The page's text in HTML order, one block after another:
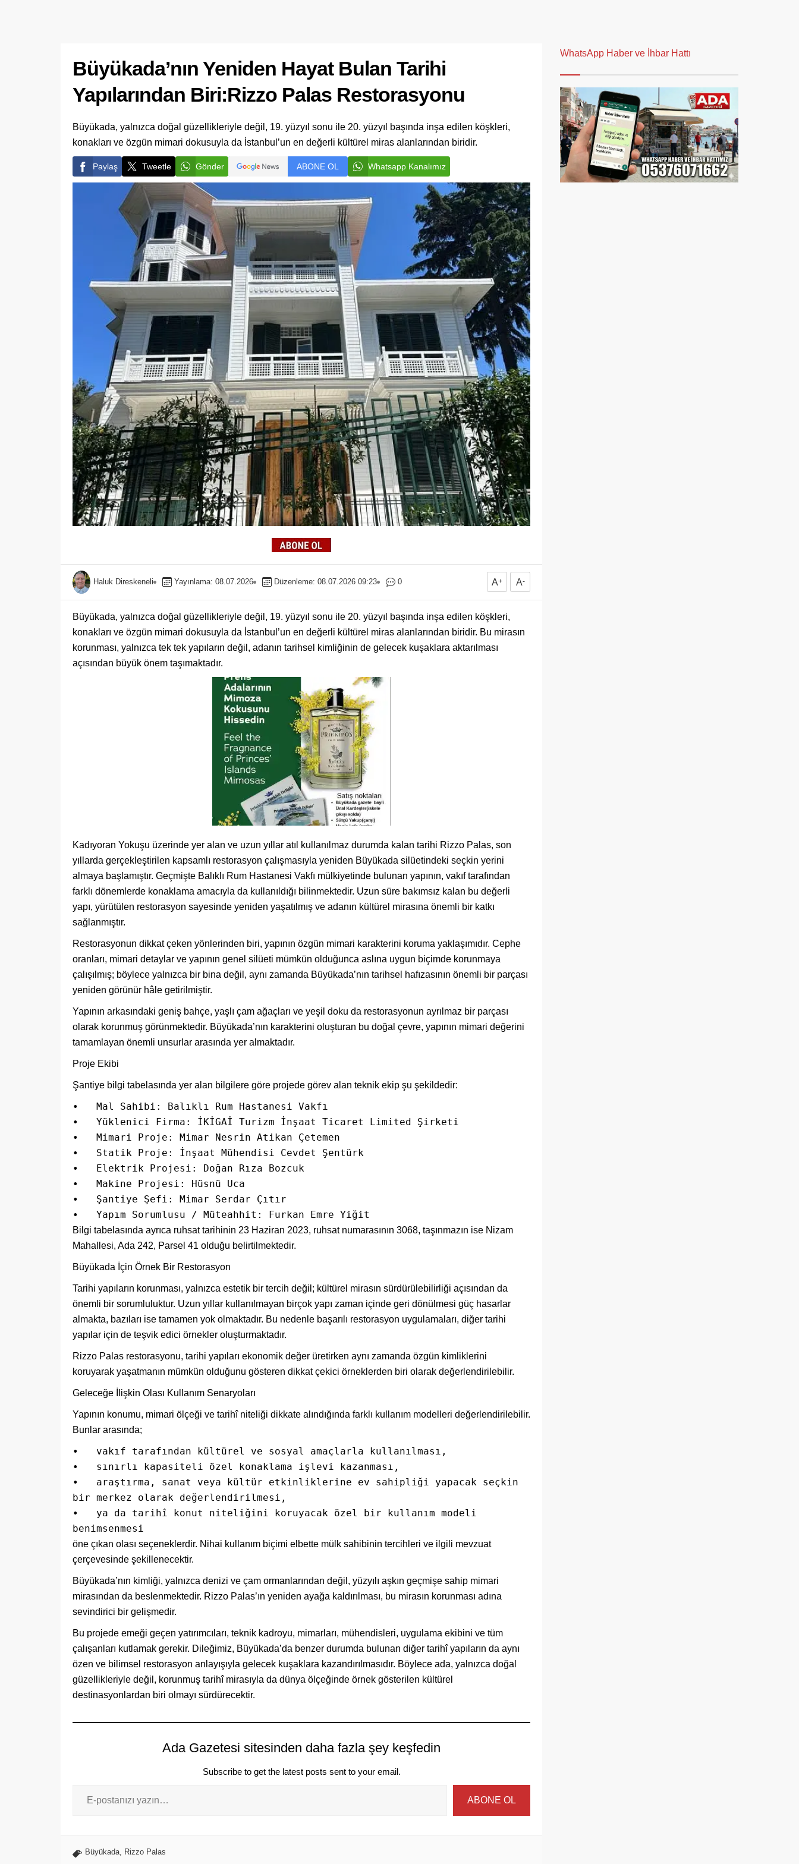
Büyükada’nın Yeniden Hayat Bulan Tarihi
Yapılarından Biri:Rizzo Palas Restorasyonu
Büyükada, yalnızca doğal güzellikleriyle değil, 19. yüzyıl sonu ile 20. yüzyıl başında inşa edilen köşkleri,
konakları ve özgün mimari dokusuyla da İstanbul’un en değerli kültürel miras alanlarından biridir.
Paylaş Tweetle Gönder ABONE OL Whatsapp Kanalımız
Haluk Direskeneli Yayınlama: 08.07.2026 Düzenleme: 08.07.2026 09:23 0 A+ A-
Büyükada, yalnızca doğal güzellikleriyle değil, 19. yüzyıl sonu ile 20. yüzyıl başında inşa edilen köşkleri,
konakları ve özgün mimari dokusuyla da İstanbul’un en değerli kültürel miras alanlarından biridir. Bu mirasın
korunması, yalnızca tek tek yapıların değil, adanın tarihsel kimliğinin de gelecek kuşaklara aktarılması
açısından büyük önem taşımaktadır.
Kadıyoran Yokuşu üzerinde yer alan ve uzun yıllar atıl kullanılmaz durumda kalan tarihi Rizzo Palas, son
yıllarda gerçekleştirilen kapsamlı restorasyon çalışmasıyla yeniden Büyükada silüetindeki seçkin yerini
almaya başlamıştır. Geçmişte Balıklı Rum Hastanesi Vakfı mülkiyetinde bulunan yapının, vakıf tarafından
farklı dönemlerde konaklama amacıyla da kullanıldığı bilinmektedir. Uzun süre bakımsız kalan bu değerli
yapı, yürütülen restorasyon sayesinde yeniden yaşatılmış ve adanın kültürel mirasına önemli bir katkı
sağlanmıştır.
Restorasyonun dikkat çeken yönlerinden biri, yapının özgün mimari karakterini koruma yaklaşımıdır. Cephe
oranları, mimari detaylar ve yapının genel silüeti mümkün olduğunca aslına uygun biçimde korunmaya
çalışılmış; böylece yalnızca bir bina değil, aynı zamanda Büyükada’nın tarihsel hafızasının önemli bir parçası
yeniden görünür hâle getirilmiştir.
Yapının arkasındaki geniş bahçe, yaşlı çam ağaçları ve yeşil doku da restorasyonun ayrılmaz bir parçası
olarak korunmuş görünmektedir. Büyükada’nın karakterini oluşturan bu doğal çevre, yapının mimari değerini
tamamlayan önemli unsurlar arasında yer almaktadır.
Proje Ekibi
Şantiye bilgi tabelasında yer alan bilgilere göre projede görev alan teknik ekip şu şekildedir:
•   Mal Sahibi: Balıklı Rum Hastanesi Vakfı
•   Yüklenici Firma: İKİGAİ Turizm İnşaat Ticaret Limited Şirketi
•   Mimari Proje: Mimar Nesrin Atikan Çetemen
•   Statik Proje: İnşaat Mühendisi Cevdet Şentürk
•   Elektrik Projesi: Doğan Rıza Bozcuk
•   Makine Projesi: Hüsnü Uca
•   Şantiye Şefi: Mimar Serdar Çıtır
•   Yapım Sorumlusu / Müteahhit: Furkan Emre Yiğit
Bilgi tabelasında ayrıca ruhsat tarihinin 23 Haziran 2023, ruhsat numarasının 3068, taşınmazın ise Nizam
Mahallesi, Ada 242, Parsel 41 olduğu belirtilmektedir.
Büyükada İçin Örnek Bir Restorasyon
Tarihi yapıların korunması, yalnızca estetik bir tercih değil; kültürel mirasın sürdürülebilirliği açısından da
önemli bir sorumluluktur. Uzun yıllar kullanılmayan birçok yapı zaman içinde geri dönülmesi güç hasarlar
almakta, bazıları ise tamamen yok olmaktadır. Bu nedenle başarılı restorasyon uygulamaları, diğer tarihi
yapılar için de teşvik edici örnekler oluşturmaktadır.
Rizzo Palas restorasyonu, tarihi yapıları ekonomik değer üretirken aynı zamanda özgün kimliklerini
koruyarak yaşatmanın mümkün olduğunu gösteren dikkat çekici örneklerden biri olarak değerlendirilebilir.
Geleceğe İlişkin Olası Kullanım Senaryoları
Yapının konumu, mimari ölçeği ve tarihî niteliği dikkate alındığında farklı kullanım modelleri değerlendirilebilir.
Bunlar arasında;
•   vakıf tarafından kültürel ve sosyal amaçlarla kullanılması,
•   sınırlı kapasiteli özel konaklama işlevi kazanması,
•   araştırma, sanat veya kültür etkinliklerine ev sahipliği yapacak seçkin
bir merkez olarak değerlendirilmesi,
•   ya da tarihî konut niteliğini koruyacak özel bir kullanım modeli
benimsenmesi
öne çıkan olası seçeneklerdir. Nihai kullanım biçimi elbette mülk sahibinin tercihleri ve ilgili mevzuat
çerçevesinde şekillenecektir.
Büyükada’nın kimliği, yalnızca denizi ve çam ormanlarından değil, yüzyılı aşkın geçmişe sahip mimari
mirasından da beslenmektedir. Rizzo Palas’ın yeniden ayağa kaldırılması, bu mirasın korunması adına
sevindirici bir gelişmedir.
Bu projede emeği geçen yatırımcıları, teknik kadroyu, mimarları, mühendisleri, uygulama ekibini ve tüm
çalışanları kutlamak gerekir. Dileğimiz, Büyükada’da benzer durumda bulunan diğer tarihî yapıların da aynı
özen ve bilimsel restorasyon anlayışıyla gelecek kuşaklara kazandırılmasıdır. Böylece ada, yalnızca doğal
güzellikleriyle değil, korunmuş tarihî mirasıyla da dünya ölçeğinde örnek gösterilen kültürel
destinasyonlardan biri olmayı sürdürecektir.
Ada Gazetesi sitesinden daha fazla şey keşfedin
Subscribe to get the latest posts sent to your email.
ABONE OL
Büyükada, Rizzo Palas
WhatsApp Haber ve İhbar Hattı